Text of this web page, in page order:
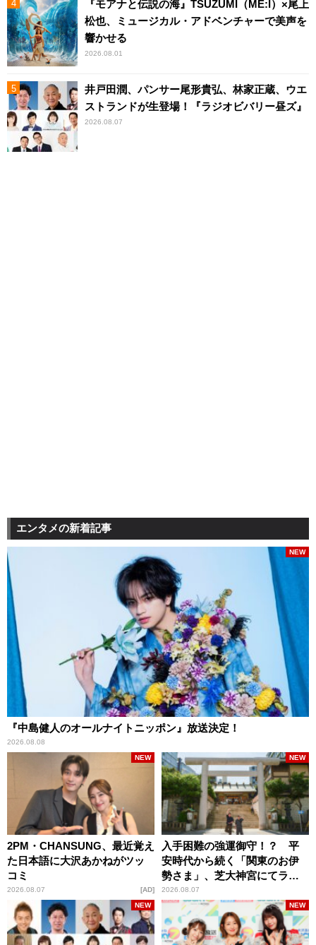
『モアナと伝説の海』TSUZUMI（ME:I）×尾上
松也、ミュージカル・アドベンチャーで美声を
響かせる
2026.08.01
井戸田潤、パンサー尾形貴弘、林家正蔵、ウエ
ストランドが生登場！『ラジオビバリー昼ズ』
2026.08.07
エンタメの新着記事
『中島健人のオールナイトニッポン』放送決定！
2026.08.08
NEW
2PM・CHANSUNG、最近覚え
た日本語に大沢あかねがツッ
コミ
2026.08.07
NEW
AD
入手困難の強運御守！？ 平
安時代から続く「関東のお伊
勢さま」、芝大神宮にてラン
パンプスが合格祈願！
2026.08.07
NEW
NEW NEW